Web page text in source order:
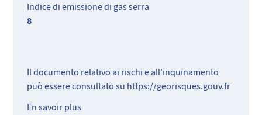
Indice di emissione di gas serra
8
Il documento relativo ai rischi e all’inquinamento
può essere consultato su https://georisques.gouv.fr
En savoir plus